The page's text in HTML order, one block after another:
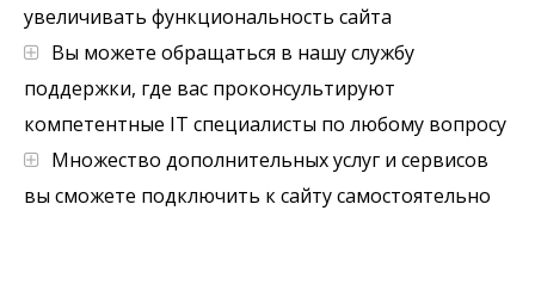
увеличивать функциональность сайта
Вы можете обращаться в нашу службу
поддержки, где вас проконсультируют
компетентные IT специалисты по любому вопросу
Множество дополнительных услуг и сервисов
вы сможете подключить к сайту самостоятельно